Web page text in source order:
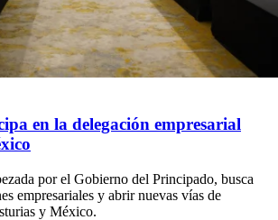
en la delegación empresarial
por el Gobierno del Principado, busca
empresariales y abrir nuevas vías de
y México.